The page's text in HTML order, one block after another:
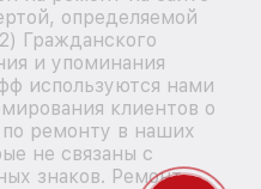
определяемой
Гражданского
и упоминания
используются нами
клиентов о
по ремонту в наших
не связаны с
знаков. Ремонт